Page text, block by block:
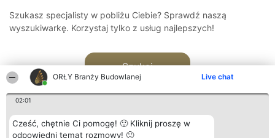
ORŁY Branży Budowlanej Live chat
02:01
Cześć, chętnie Ci pomogę! 🙂 Kliknij proszę w
odpowiedni temat rozmowy! 🙂
Szukasz specjalisty w pobliżu Ciebie? Sprawdź naszą
wyszukiwarkę. Korzystaj tylko z usług najlepszych!
Szukaj